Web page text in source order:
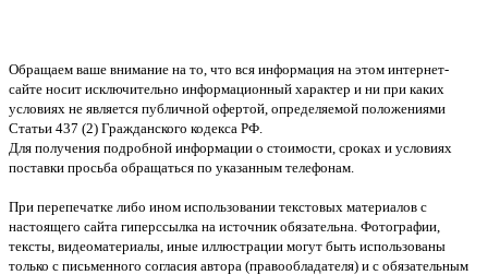
Обращаем ваше внимание на то, что вся информация на этом интернет-
сайте носит исключительно информационный характер и ни при каких
условиях не является публичной офертой, определяемой положениями
Статьи 437 (2) Гражданского кодекса РФ.
Для получения подробной информации о стоимости, сроках и условиях
поставки просьба обращаться по указанным телефонам.
При перепечатке либо ином использовании текстовых материалов с
настоящего сайта гиперссылка на источник обязательна. Фотографии,
тексты, видеоматериалы, иные иллюстрации могут быть использованы
только с письменного согласия автора (правообладателя) и с обязательным